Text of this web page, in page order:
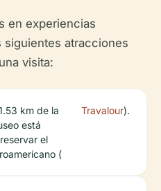
en experiencias
siguientes atracciones
visita:
km de la
está
el
(
Travalour).